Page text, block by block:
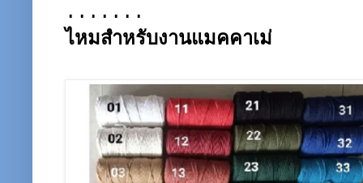
.......
ไหมสำหรับงานแมคคาเม่